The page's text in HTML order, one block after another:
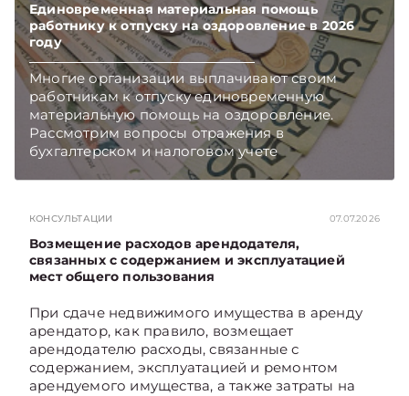
Единовременная материальная помощь
работнику к отпуску на оздоровление в 2026
году
Многие организации выплачивают своим
работникам к отпуску единовременную
материальную помощь на оздоровление.
Рассмотрим вопросы отражения в
бухгалтерском и налоговом учете
хозяйственных операций по начислению и
Главное об экономике Беларуси — раньше,
чем в новостях TelegramViber
КОНСУЛЬТАЦИИ 07.07.2026
Возмещение расходов арендодателя,
связанных с содержанием и эксплуатацией
мест общего пользования
При сдаче недвижимого имущества в аренду
арендатор, как правило, возмещает
арендодателю расходы, связанные с
содержанием, эксплуатацией и ремонтом
арендуемого имущества, а также затраты на